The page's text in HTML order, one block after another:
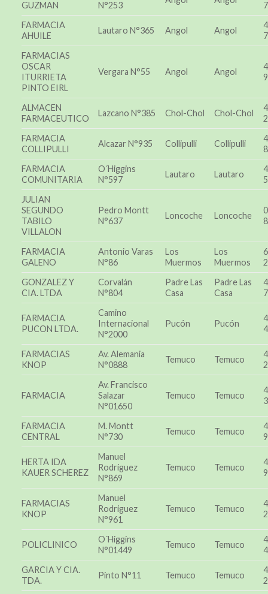
GUZMAN
N°253
FARMACIA
AHUILE
Lautaro N°365 Angol Angol
FARMACIAS
OSCAR
ITURRIETA
PINTO EIRL
Vergara N°55 Angol Angol
ALMACEN
FARMACEUTICO
Lazcano N°385 Chol-Chol Chol-Chol
FARMACIA
COLLIPULLI
Alcazar N°935 Collipulli Collipulli
FARMACIA
COMUNITARIA
O´Higgins
N°597
Lautaro Lautaro
JULIAN
SEGUNDO
TABILO
VILLALON
Pedro Montt
N°637
Loncoche Loncoche
FARMACIA
GALENO
Antonio Varas
N°86
Los
Muermos
Los
Muermos
GONZALEZ Y
CIA. LTDA
Corvalán
N°804
Padre Las
Casa
Padre Las
Casa
FARMACIA
PUCON LTDA.
Camino
Internacional
N°2000
Pucón Pucón
FARMACIAS
KNOP
Av. Alemania
N°0888
Temuco Temuco
FARMACIA
Av. Francisco
Salazar
N°01650
Temuco Temuco
FARMACIA
CENTRAL
M. Montt
N°730
Temuco Temuco
HERTA IDA
KAUER SCHEREZ
Manuel
Rodriguez
N°869
Temuco Temuco
FARMACIAS
KNOP
Manuel
Rodriguez
N°961
Temuco Temuco
POLICLINICO
O´Higgins
N°01449
Temuco Temuco
GARCIA Y CIA.
TDA.
Pinto N°11 Temuco Temuco